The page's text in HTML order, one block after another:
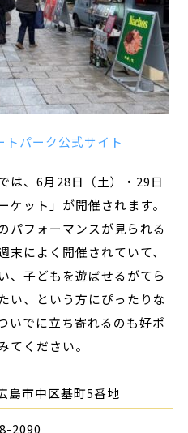
トパーク公式サイト
は、6月28日（土）・29日
ケット」が開催されます。
パフォーマンスが見られる
によく開催されていて、
、子どもを遊ばせるがてら
い、という方にぴったりな
いでに立ち寄れるのも好ポ
てください。
島市中区基町5番地
2090